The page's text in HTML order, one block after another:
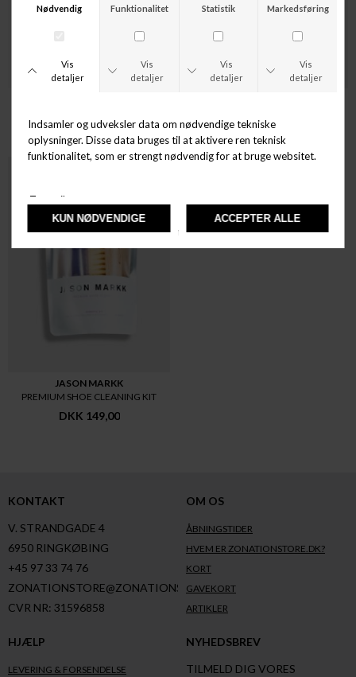
DKK 119,00 DKK 99,00
JASON MARKK
PREMIUM SHOE CLEANING KIT
DKK 149,00
KONTAKT
V. STRANDGADE 4
6950 RINGKØBING
+45 97 33 74 76
ZONATIONSTORE@ZONATIONSTORE.DK
CVR NR: 31596858
OM OS
ÅBNINGSTIDER
HVEM ER ZONATIONSTORE.DK?
KORT
GAVEKORT
ARTIKLER
HJÆLP
LEVERING & FORSENDELSE
NYHEDSBREV
TILMELD DIG VORES